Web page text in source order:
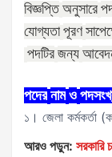
বিজ্ঞপ্তি অনুসারে
যোগ্যতা পূরণ
পদটির জন্য
পদের নাম ও
১। জেলা কর্মকর্তা
আরও পড়ুন: সরকারি